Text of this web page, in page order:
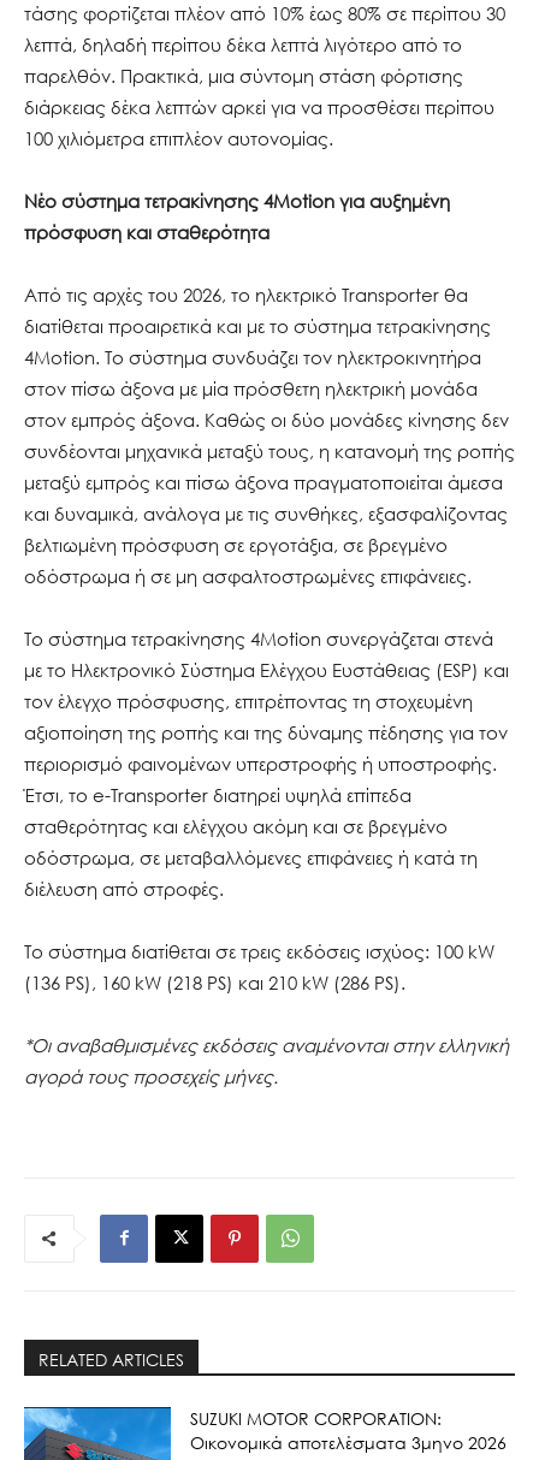
τάσης φορτίζεται πλέον από 10% έως 80% σε περίπου 30
λεπτά, δηλαδή περίπου δέκα λεπτά λιγότερο από το
παρελθόν. Πρακτικά, μια σύντομη στάση φόρτισης
διάρκειας δέκα λεπτών αρκεί για να προσθέσει περίπου
100 χιλιόμετρα επιπλέον αυτονομίας.
Νέο σύστημα τετρακίνησης 4Motion για αυξημένη
πρόσφυση και σταθερότητα
Από τις αρχές του 2026, το ηλεκτρικό Transporter θα
διατίθεται προαιρετικά και με το σύστημα τετρακίνησης
4Motion. Το σύστημα συνδυάζει τον ηλεκτροκινητήρα
στον πίσω άξονα με μία πρόσθετη ηλεκτρική μονάδα
στον εμπρός άξονα. Καθώς οι δύο μονάδες κίνησης δεν
συνδέονται μηχανικά μεταξύ τους, η κατανομή της ροπής
μεταξύ εμπρός και πίσω άξονα πραγματοποιείται άμεσα
και δυναμικά, ανάλογα με τις συνθήκες, εξασφαλίζοντας
βελτιωμένη πρόσφυση σε εργοτάξια, σε βρεγμένο
οδόστρωμα ή σε μη ασφαλτοστρωμένες επιφάνειες.
Το σύστημα τετρακίνησης 4Motion συνεργάζεται στενά
με το Ηλεκτρονικό Σύστημα Ελέγχου Ευστάθειας (ESP) και
τον έλεγχο πρόσφυσης, επιτρέποντας τη στοχευμένη
αξιοποίηση της ροπής και της δύναμης πέδησης για τον
περιορισμό φαινομένων υπερστροφής ή υποστροφής.
Έτσι, το e-Transporter διατηρεί υψηλά επίπεδα
σταθερότητας και ελέγχου ακόμη και σε βρεγμένο
οδόστρωμα, σε μεταβαλλόμενες επιφάνειες ή κατά τη
διέλευση από στροφές.
Το σύστημα διατίθεται σε τρεις εκδόσεις ισχύος: 100 kW
(136 PS), 160 kW (218 PS) και 210 kW (286 PS).
*Οι αναβαθμισμένες εκδόσεις αναμένονται στην ελληνική
αγορά τους προσεχείς μήνες.
RELATED ARTICLES
SUZUKI MOTOR CORPORATION:
Οικονομικά αποτελέσματα 3μηνο 2026